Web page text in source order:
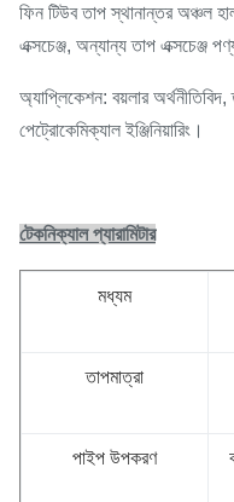
ফিন টিউব তাপ স্থানান্তর অঞ্চল
এক্সচেঞ্জ, অন্যান্য তাপ এক্সচেঞ্জ
অ্যাপ্লিকেশন: বয়লার অর্থনীতিবিদ,
পেট্রোকেমিক্যাল ইঞ্জিনিয়ারিং।
টেকনিক্যাল প্যারামিটার
মধ্যম
তাপমাত্রা
পাইপ উপকরণ